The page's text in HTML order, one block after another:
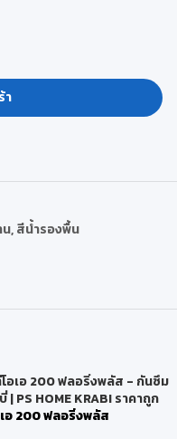
า
น,สีน้ำรองพื้น
อ 200 ฟลอริ่งพลัส